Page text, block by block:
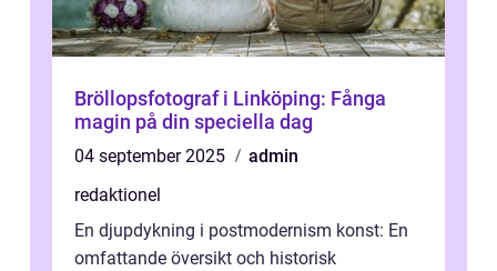
Bröllopsfotograf i Linköping: Fånga
magin på din speciella dag
04 september 2025
admin
redaktionel
En djupdykning i postmodernism konst: En
omfattande översikt och historisk